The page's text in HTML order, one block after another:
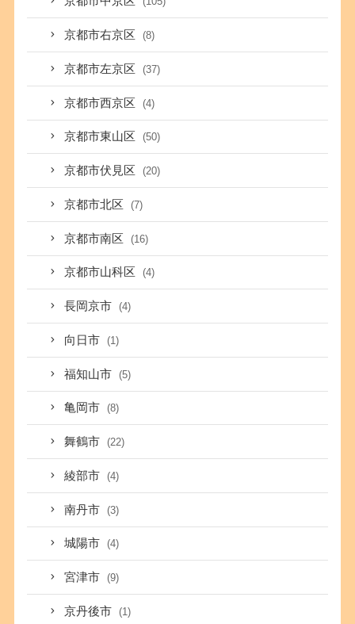
京都市右京区 (8)
京都市左京区 (37)
京都市西京区 (4)
京都市東山区 (50)
京都市伏見区 (20)
京都市北区 (7)
京都市南区 (16)
京都市山科区 (4)
長岡京市 (4)
向日市 (1)
福知山市 (5)
亀岡市 (8)
舞鶴市 (22)
綾部市 (4)
南丹市 (3)
城陽市 (4)
宮津市 (9)
京丹後市 (1)